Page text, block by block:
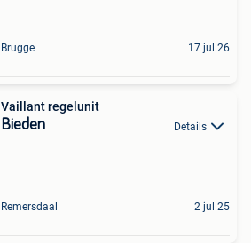
Brugge 17 jul 26
Vaillant regelunit
Bieden Details
Remersdaal 2 jul 25